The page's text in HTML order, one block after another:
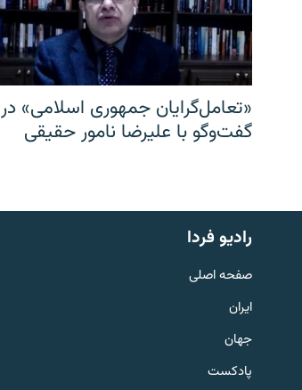
English
به ما بپیوندید
«تعامل‌گرایان جمهوری اسلامی» در
گفت‌وگو با علیرضا نامور حقیقی
رادیو فردا
صفحه اصلی
ایران
جهان
پادکست